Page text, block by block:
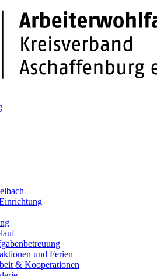
und Ferien
& Kooperationen